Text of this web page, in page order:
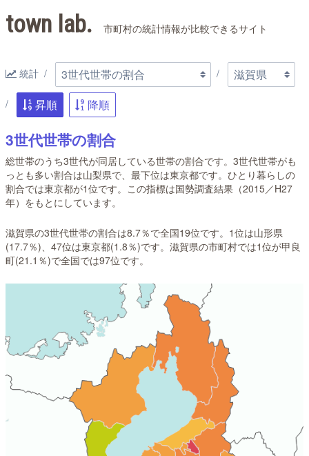
town lab. 市町村の統計情報が比較できるサイト
統計
昇順 降順
3世代世帯の割合
総世帯のうち3世代が同居している世帯の割合です。3世代世帯がも
っとも多い割合は山梨県で、最下位は東京都です。ひとり暮らしの
割合では東京都が1位です。この指標は国勢調査結果（2015／H27
年）をもとにしています。
滋賀県の3世代世帯の割合は8.7％で全国19位です。1位は山形県
(17.7％)、47位は東京都(1.8％)です。滋賀県の市町村では1位が甲良
町(21.1％)で全国では97位です。